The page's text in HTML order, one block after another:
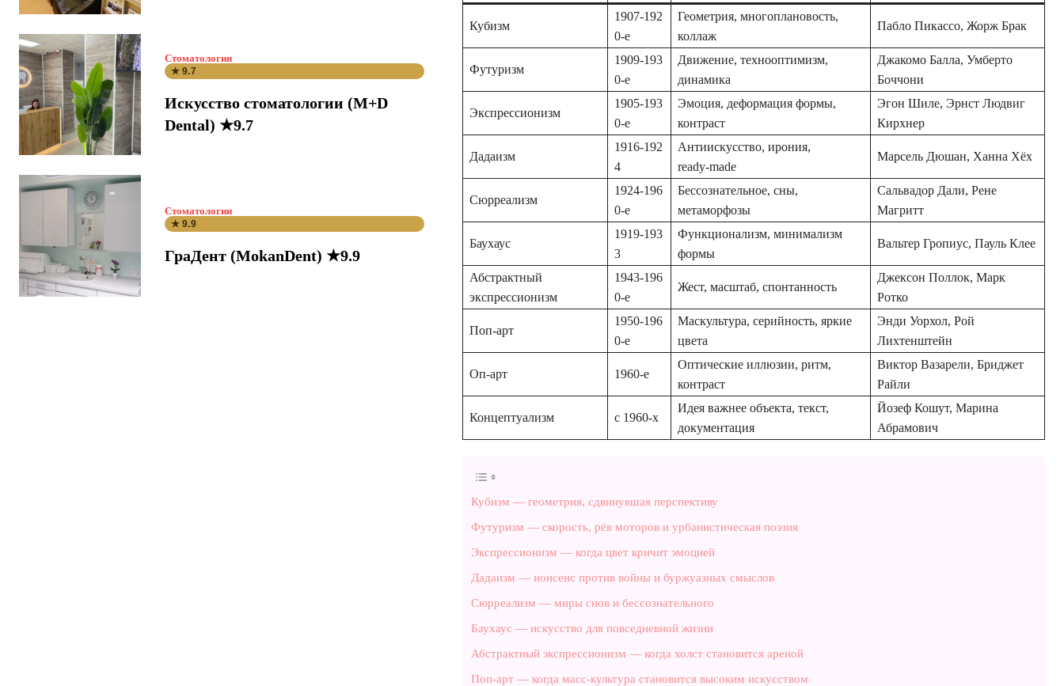
Стоматологии
★ 9.7
Искусство стоматологии (M+D
Dental) ★9.7
Стоматологии
★ 9.9
ГраДент (MokanDent) ★9.9
Кубизм
1907‑192
0‑е
Геометрия, многоплановость,
коллаж
Пабло Пикассо, Жорж Брак
Футуризм
1909‑193
0‑е
Движение, технооптимизм,
динамика
Джакомо Балла, Умберто
Боччони
Экспрессионизм
1905‑193
0‑е
Эмоция, деформация формы,
контраст
Эгон Шиле, Эрнст Людвиг
Кирхнер
Дадаизм
1916‑192
4
Антиискусство, ирония,
ready‑made
Марсель Дюшан, Ханна Хёх
Сюрреализм
1924‑196
0‑е
Бессознательное, сны,
метаморфозы
Сальвадор Дали, Рене
Магритт
Баухаус
1919‑193
3
Функционализм, минимализм
формы
Вальтер Гропиус, Пауль Клее
Абстрактный
экспрессионизм
1943‑196
0‑е
Жест, масштаб, спонтанность
Джексон Поллок, Марк
Ротко
Поп‑арт
1950‑196
0‑е
Маскультура, серийность, яркие
цвета
Энди Уорхол, Рой
Лихтенштейн
Оп‑арт 1960‑е
Оптические иллюзии, ритм,
контраст
Виктор Вазарели, Бриджет
Райли
Концептуализм с 1960‑х
Идея важнее объекта, текст,
документация
Йозеф Кошут, Марина
Абрамович
Кубизм — геометрия, сдвинувшая перспективу
Футуризм — скорость, рёв моторов и урбанистическая поэзия
Экспрессионизм — когда цвет кричит эмоцией
Дадаизм — нонсенс против войны и буржуазных смыслов
Сюрреализм — миры снов и бессознательного
Баухаус — искусство для повседневной жизни
Абстрактный экспрессионизм — когда холст становится ареной
Поп‑арт — когда масс‑культура становится высоким искусством